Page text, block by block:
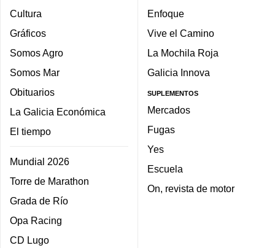
Cultura
Gráficos
Somos Agro
Somos Mar
Obituarios
La Galicia Económica
El tiempo
Mundial 2026
Torre de Marathon
Grada de Río
Opa Racing
CD Lugo
Enfoque
Vive el Camino
La Mochila Roja
Galicia Innova
SUPLEMENTOS
Mercados
Fugas
Yes
Escuela
On, revista de motor